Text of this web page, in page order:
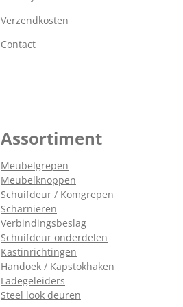
Verzendkosten
Contact
Assortiment
Meubelgrepen
Meubelknoppen
Schuifdeur / Komgrepen
Scharnieren
Verbindingsbeslag
Schuifdeur onderdelen
Kastinrichtingen
Handoek / Kapstokhaken
Ladegeleiders
Steel look deuren